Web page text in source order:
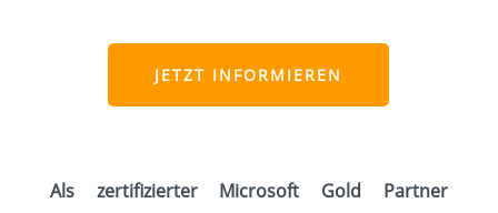
JETZT INFORMIEREN
Als zertifizierter Microsoft Gold Partner